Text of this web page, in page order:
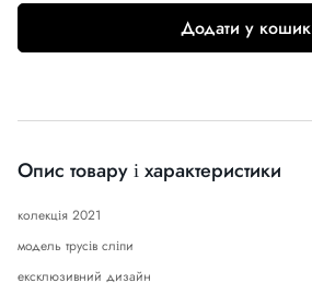
Додати у кошик
Опис товару і характеристики
колекція 2021
модель трусів сліпи
ексклюзивний дизайн